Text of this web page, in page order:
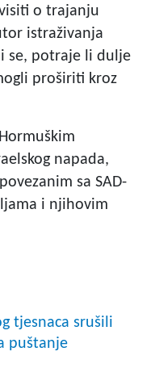
o trajanju
istraživanja
se, potraje li dulje
proširiti kroz
napada,
sa SAD-
i njihovim
tjesnaca srušili
puštanje